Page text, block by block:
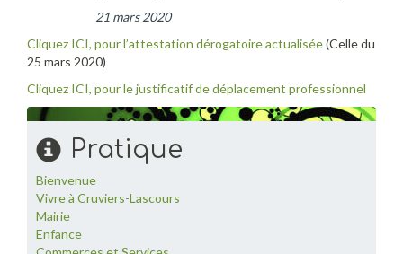
21 mars 2020
Cliquez ICI, pour l’attestation dérogatoire actualisée(Celle du
25 mars 2020)
Cliquez ICI, pour le justificatif de déplacement professionnel
Pratique
Bienvenue
Vivre à Cruviers-Lascours
Mairie
Enfance